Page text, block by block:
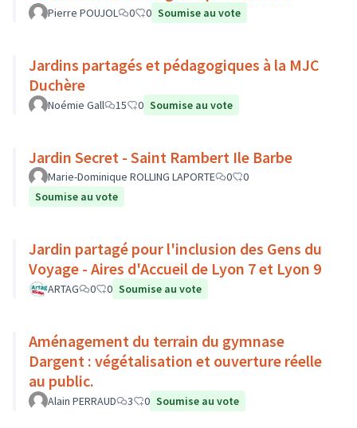
Pierre POUJOL 0 0 Soumise au vote
Jardins partagés et pédagogiques à la MJC
Duchère
Noémie Gall 15 0 Soumise au vote
Jardin Secret - Saint Rambert Ile Barbe
Marie-Dominique ROLLING LAPORTE 0
0
Soumise au vote
Jardin partagé pour l'inclusion des Gens du
Voyage - Aires d'Accueil de Lyon 7 et Lyon 9
ARTAG 0 0 Soumise au vote
Aménagement du terrain du gymnase
Dargent : végétalisation et ouverture réelle
au public.
Alain PERRAUD 3 0 Soumise au vote